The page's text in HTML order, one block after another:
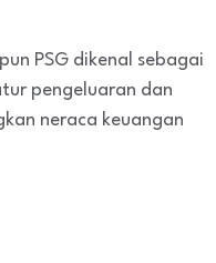
PSG dikenal sebagai
pengeluaran dan
neraca keuangan